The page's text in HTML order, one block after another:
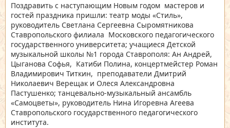
Поздравить с наступающим Новым годом мастеров и
гостей праздника пришли: театр моды «Стиль»,
руководитель Светлана Сергеевна Сыромятникова
Ставропольского филиала Московского педагогического
государственного университета; учащиеся Детской
музыкальной школы №1 города Ставрополя: Ан Андрей,
Цыганова Софья, Катиби Полина, концертмейстер Роман
Владимирович Титкин, преподаватели Дмитрий
Николаевич Верещак и Олеся Александровна
Пастушенко; танцевально-музыкальный ансамбль
«Самоцветы», руководитель Нина Игоревна Агеева
Ставропольского государственного педагогического
института.